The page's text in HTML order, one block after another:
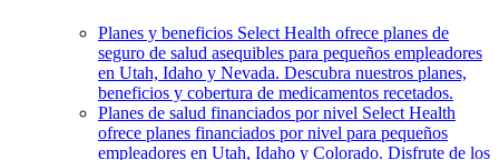
Planes y beneficios Select Health ofrece planes de
seguro de salud asequibles para pequeños empleadores
en Utah, Idaho y Nevada. Descubra nuestros planes,
beneficios y cobertura de medicamentos recetados.
Planes de salud financiados por nivel Select Health
ofrece planes financiados por nivel para pequeños
empleadores en Utah, Idaho y Colorado. Disfrute de los